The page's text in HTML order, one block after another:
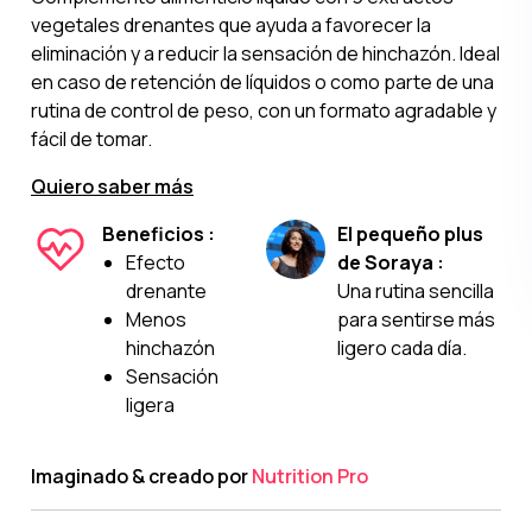
vegetales drenantes que ayuda a favorecer la
eliminación y a reducir la sensación de hinchazón. Ideal
en caso de retención de líquidos o como parte de una
rutina de control de peso, con un formato agradable y
fácil de tomar.
Quiero saber más
Beneficios :
Efecto
drenante
Menos
hinchazón
Sensación
ligera
El pequeño plus
de Soraya :
Una rutina sencilla
para sentirse más
ligero cada día.
Imaginado & creado porNutrition Pro